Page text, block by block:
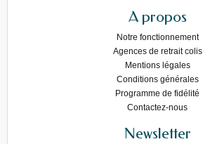
A propos
Notre fonctionnement
Agences de retrait colis
Mentions légales
Conditions générales
Programme de fidélité
Contactez-nous
Newsletter